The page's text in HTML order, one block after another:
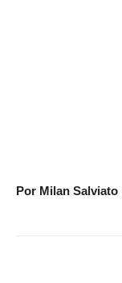
Por Milan Salviato